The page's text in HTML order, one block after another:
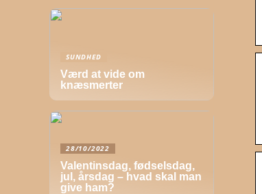
SUNDHED
Værd at vide om
knæsmerter
28/10/2022
Valentinsdag, fødselsdag,
jul, årsdag – hvad skal man
give ham?